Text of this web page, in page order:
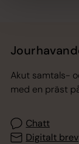
Akut samtals-
med en präst
Chatt
Digitalt brev